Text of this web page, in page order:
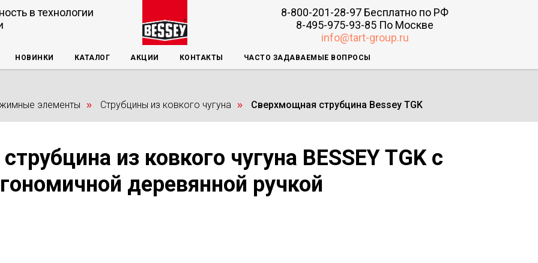
в технологии
8-800-201-28-97 Бесплатно по РФ
8-495-975-93-85 По Москве
info@tart-group.ru
НОВИНКИ КАТАЛОГ АКЦИИ КОНТАКТЫ ЧАСТО ЗАДАВАЕМЫЕ ВОПРОСЫ
элементы » Струбцины из ковкого чугуна » Сверхмощная струбцина Bessey TGK
из ковкого чугуна BESSEY TGK с
деревянной ручкой